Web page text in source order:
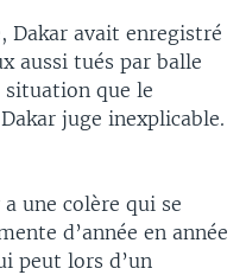
Dakar avait enregistré
aussi tués par balle
situation que le
juge inexplicable.
une colère qui se
d’année en année
peut lors d’un